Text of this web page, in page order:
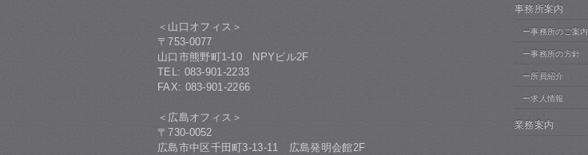
＜山口オフィス＞
〒753-0077
山口市熊野町1-10 NPYビル2F
TEL: 083-901-2233
FAX: 083-901-2266
＜広島オフィス＞
〒730-0052
広島市中区千田町3-13-11 広島発明会館2F
事務所案内
ー事務所のご案内
ー事務所の方針
ー所員紹介
ー求人情報
業務案内